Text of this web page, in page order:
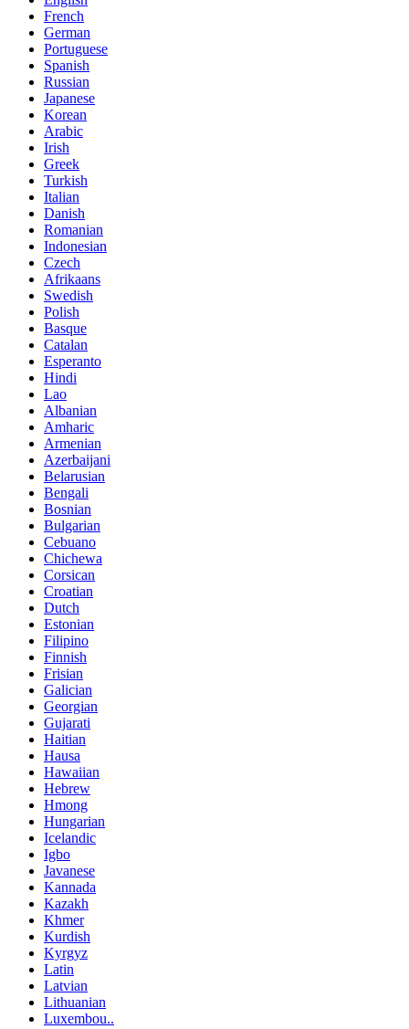
French
German
Portuguese
Spanish
Russian
Japanese
Korean
Arabic
Irish
Greek
Turkish
Italian
Danish
Romanian
Indonesian
Czech
Afrikaans
Swedish
Polish
Basque
Catalan
Esperanto
Hindi
Lao
Albanian
Amharic
Armenian
Azerbaijani
Belarusian
Bengali
Bosnian
Bulgarian
Cebuano
Chichewa
Corsican
Croatian
Dutch
Estonian
Filipino
Finnish
Frisian
Galician
Georgian
Gujarati
Haitian
Hausa
Hawaiian
Hebrew
Hmong
Hungarian
Icelandic
Igbo
Javanese
Kannada
Kazakh
Khmer
Kurdish
Kyrgyz
Latin
Latvian
Lithuanian
Luxembou..